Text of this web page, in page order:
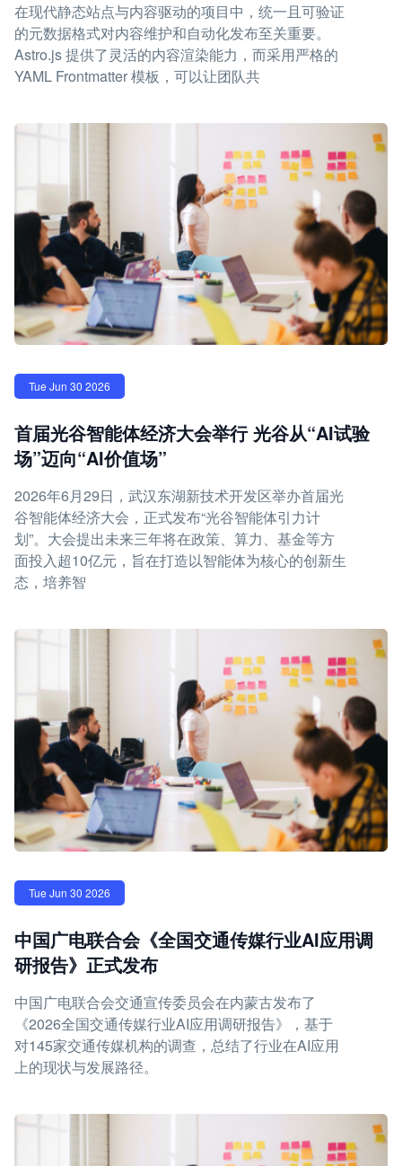
在现代静态站点与内容驱动的项目中，统一且可验证
的元数据格式对内容维护和自动化发布至关重要。
Astro.js 提供了灵活的内容渲染能力，而采用严格的
YAML Frontmatter 模板，可以让团队共
Tue Jun 30 2026
首届光谷智能体经济大会举行 光谷从“AI试验
场”迈向“AI价值场”
2026年6月29日，武汉东湖新技术开发区举办首届光
谷智能体经济大会，正式发布“光谷智能体引力计
划”。大会提出未来三年将在政策、算力、基金等方
面投入超10亿元，旨在打造以智能体为核心的创新生
态，培养智
Tue Jun 30 2026
中国广电联合会《全国交通传媒行业AI应用调
研报告》正式发布
中国广电联合会交通宣传委员会在内蒙古发布了
《2026全国交通传媒行业AI应用调研报告》，基于
对145家交通传媒机构的调查，总结了行业在AI应用
上的现状与发展路径。